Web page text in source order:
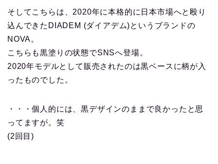
そしてこちらは、2020年に本格的に日本市場へと殴り
込んできたDIADEM (ダイアデム)というブランドの
NOVA。
こちらも黒塗りの状態でSNSへ登場。
2020年モデルとして販売されたのは黒ベースに柄が入
ったものでした。
・・・個人的には、黒デザインのままで良かったと思
ってますが。笑
(2回目)